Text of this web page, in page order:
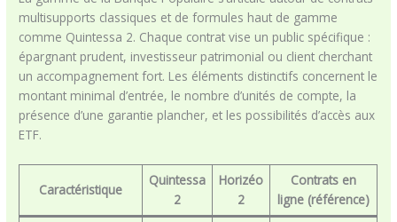
multisupports classiques et de formules haut de gamme
comme Quintessa 2. Chaque contrat vise un public spécifique :
épargnant prudent, investisseur patrimonial ou client cherchant
un accompagnement fort. Les éléments distinctifs concernent le
montant minimal d’entrée, le nombre d’unités de compte, la
présence d’une garantie plancher, et les possibilités d’accès aux
ETF.
Caractéristique
Quintessa
2
Horizéo
2
Contrats en
ligne (référence)